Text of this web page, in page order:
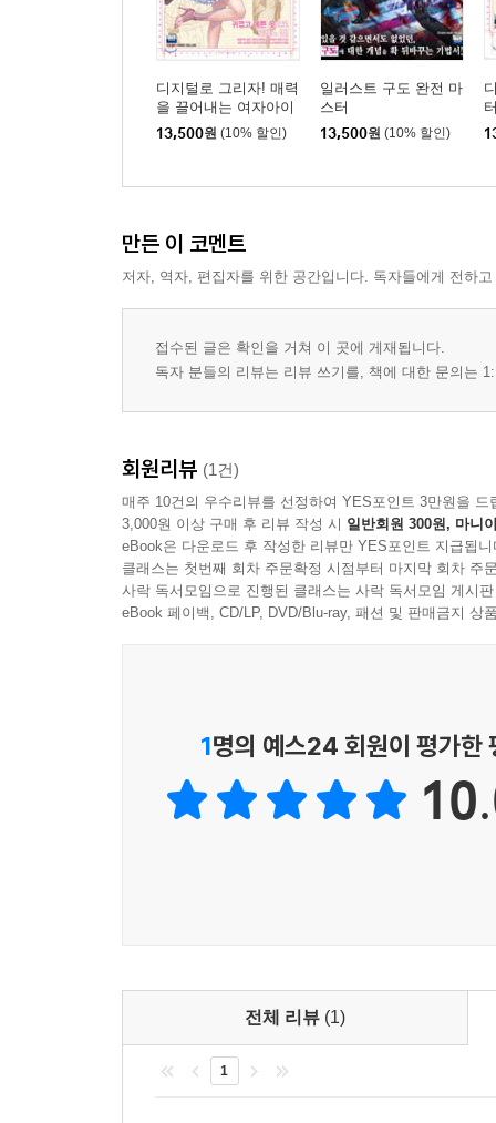
디지털로 그리자! 매력
을 끌어내는 여자아이
옷 그리는 법
13,500원 (10% 할인)
일러스트 구도 완전 마
스터
13,500원 (10% 할인)
만든 이 코멘트
저자, 역자, 편집자를 위한 공간입니다. 독자들에게 전하
접수된 글은 확인을 거쳐 이 곳에 게재됩니다.
독자 분들의 리뷰는 리뷰 쓰기를, 책에 대한 문의는
회원리뷰 (1건)
매주 10건의 우수리뷰를 선정하여 YES포인트 3만원을 드
3,000원 이상 구매 후 리뷰 작성 시 일반회원 300원, 마니
eBook은 다운로드 후 작성한 리뷰만 YES포인트 지급됩니
클래스는 첫번째 회차 주문확정 시점부터 마지막 회차 주
사락 독서모임으로 진행된 클래스는 사락 독서모임 게시
eBook 페이백, CD/LP, DVD/Blu-ray, 패션 및 판매금지 상
1명의 예스24 회원이 평가한
전체 리뷰 (1)
1